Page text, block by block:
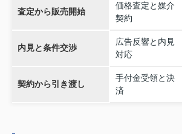
査定から販売開始
価格査定と媒介
契約
内見と条件交渉
広告反響と内見
対応
契約から引き渡し
手付金受領と決
済